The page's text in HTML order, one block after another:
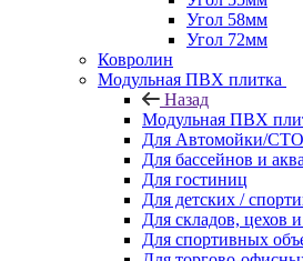
Угол 58мм
Угол 72мм
Ковролин
Модульная ПВХ плитка
Назад
Модульная ПВХ
Для Автомойки/СТО
Для бассейнов и
Для гостиниц
Для детских /
Для складов, цехов
Для спортивных